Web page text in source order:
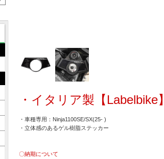
・イタリア製【Labelbike】
・車種専用：Ninja1100SE/SX(25- )
・立体感のあるゲル樹脂ステッカー
〇納期について